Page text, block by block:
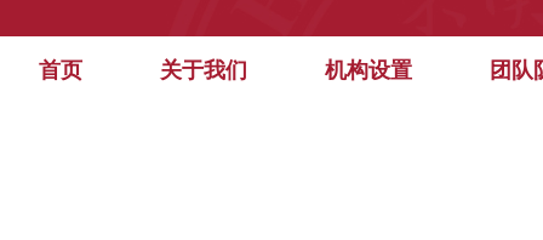
首页 关于我们 机构设置 团队